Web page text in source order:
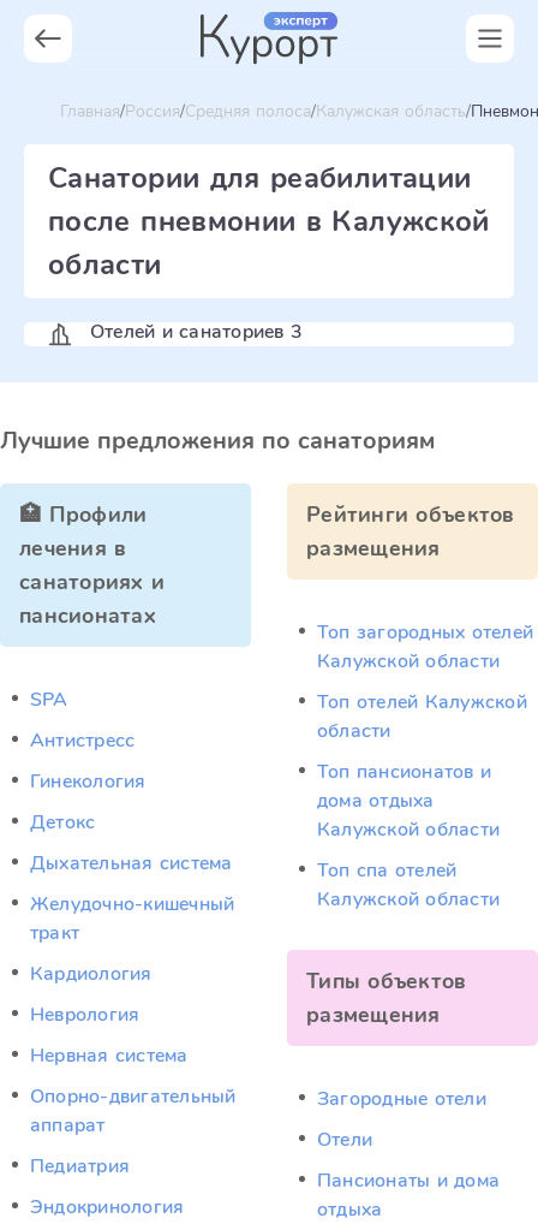
Главная Россия Средняя полоса Калужская область
Санатории для реабилитации
после пневмонии в Калужской
области
Отелей и санаториев 3
Лучшие предложения по санаториям
🏥 Профили
лечения в
санаториях и
пансионатах
SPA
Антистресс
Гинекология
Детокс
Дыхательная система
Желудочно-кишечный
тракт
Кардиология
Неврология
Нервная система
Опорно-двигательный
аппарат
Педиатрия
Эндокринология
Рейтинги объектов
размещения
Топ загородных отелей
Калужской области
Топ отелей Калужской
области
Топ пансионатов и
дома отдыха
Калужской области
Топ спа отелей
Калужской области
Типы объектов
размещения
Загородные отели
Отели
Пансионаты и дома
отдыха